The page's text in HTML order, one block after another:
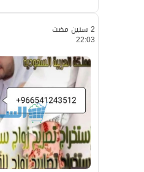
2 سنين مضت
22:03